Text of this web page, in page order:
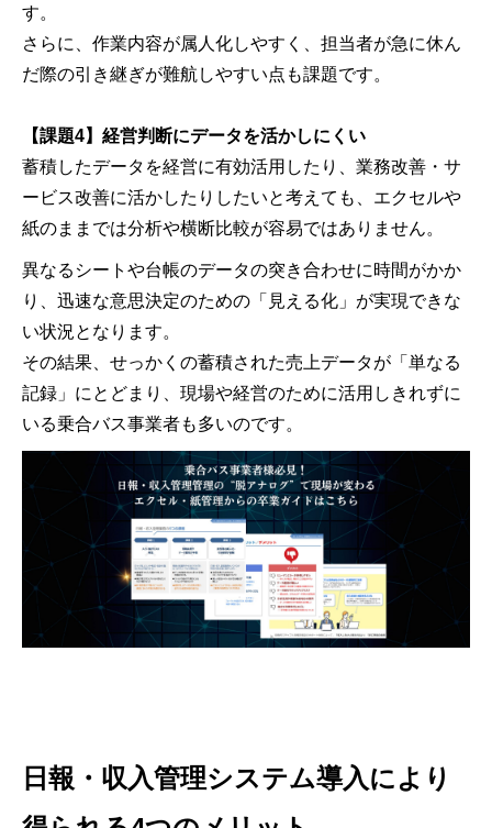
す。
さらに、作業内容が属人化しやすく、担当者が急に休ん
だ際の引き継ぎが難航しやすい点も課題です。
【課題4】経営判断にデータを活かしにくい
蓄積したデータを経営に有効活用したり、業務改善・サ
ービス改善に活かしたりしたいと考えても、エクセルや
紙のままでは分析や横断比較が容易ではありません。
異なるシートや台帳のデータの突き合わせに時間がかか
り、迅速な意思決定のための「見える化」が実現できな
い状況となります。
その結果、せっかくの蓄積された売上データが「単なる
記録」にとどまり、現場や経営のために活用しきれずに
いる乗合バス事業者も多いのです。
日報・収入管理システム導入により